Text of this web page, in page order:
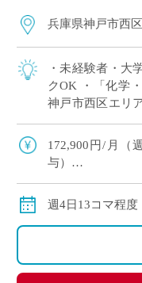
兵庫県神戸市西区
・未経験者・大
クOK ・「化学
神戸市西区エリ
校免許のみOK
172,900円/月（
与）
週4日13コマ程度